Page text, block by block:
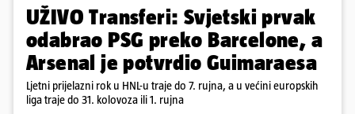
UŽIVO Transferi: Svjetski prvak
odabrao PSG preko Barcelone, a
Arsenal je potvrdio Guimaraesa
Ljetni prijelazni rok u HNL-u traje do 7. rujna, a u većini europskih
liga traje do 31. kolovoza ili 1. rujna